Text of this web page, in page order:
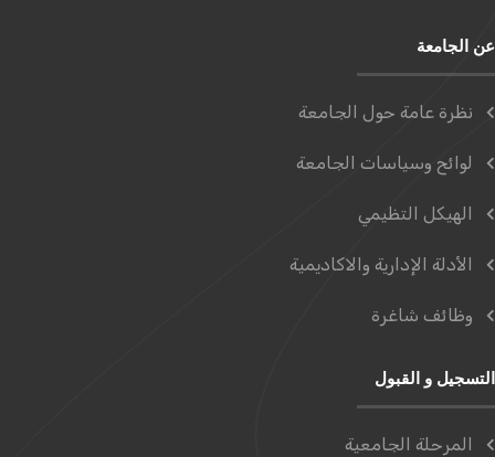
عن الجامعة
نظرة عامة حول الجامعة
لوائح وسياسات الجامعة
الهيكل التظيمي
الأدلة الإدارية والاكاديمية
وظائف شاغرة
التسجيل و القبول
المرحلة الجامعية